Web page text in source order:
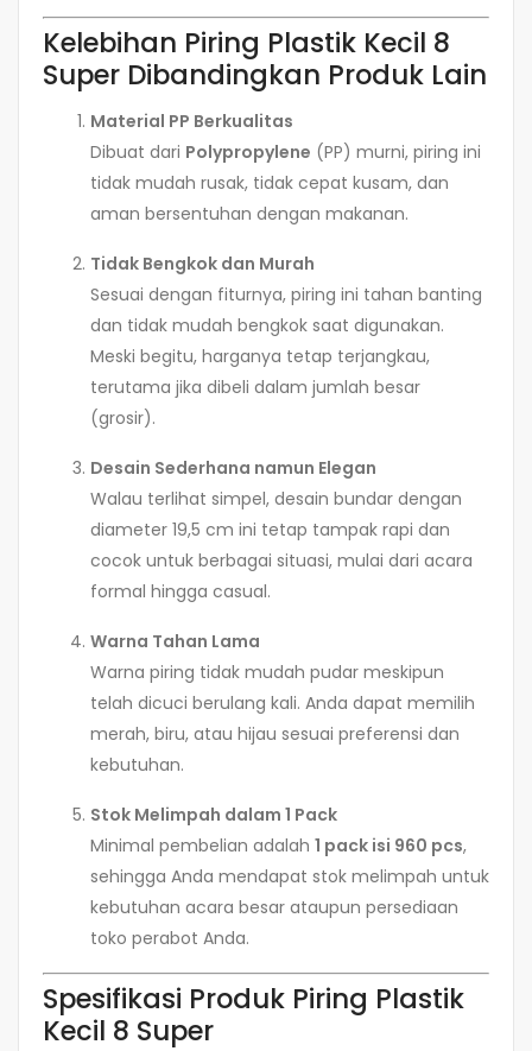
Kelebihan Piring Plastik Kecil 8
Super Dibandingkan Produk Lain
Material PP Berkualitas
Dibuat dari Polypropylene (PP) murni, piring ini
tidak mudah rusak, tidak cepat kusam, dan
aman bersentuhan dengan makanan.
Tidak Bengkok dan Murah
Sesuai dengan fiturnya, piring ini tahan banting
dan tidak mudah bengkok saat digunakan.
Meski begitu, harganya tetap terjangkau,
terutama jika dibeli dalam jumlah besar
(grosir).
Desain Sederhana namun Elegan
Walau terlihat simpel, desain bundar dengan
diameter 19,5 cm ini tetap tampak rapi dan
cocok untuk berbagai situasi, mulai dari acara
formal hingga casual.
Warna Tahan Lama
Warna piring tidak mudah pudar meskipun
telah dicuci berulang kali. Anda dapat memilih
merah, biru, atau hijau sesuai preferensi dan
kebutuhan.
Stok Melimpah dalam 1 Pack
Minimal pembelian adalah 1 pack isi 960 pcs,
sehingga Anda mendapat stok melimpah untuk
kebutuhan acara besar ataupun persediaan
toko perabot Anda.
Spesifikasi Produk Piring Plastik
Kecil 8 Super